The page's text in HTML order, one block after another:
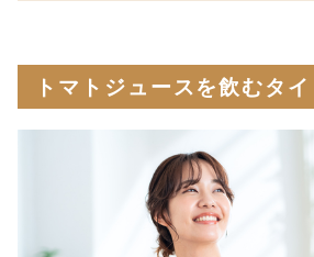
トマトジュースを飲むタ